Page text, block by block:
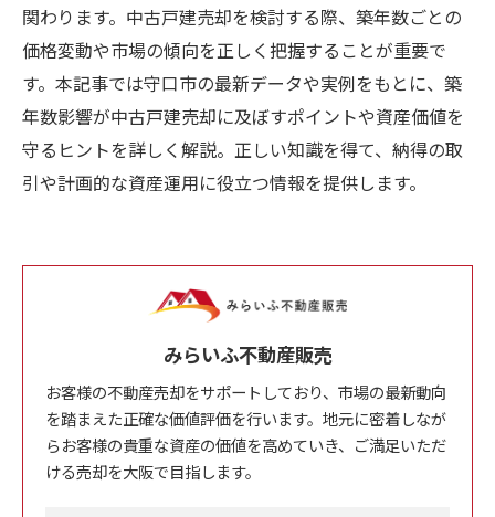
関わります。中古戸建売却を検討する際、築年数ごとの
価格変動や市場の傾向を正しく把握することが重要で
す。本記事では守口市の最新データや実例をもとに、築
年数影響が中古戸建売却に及ぼすポイントや資産価値を
守るヒントを詳しく解説。正しい知識を得て、納得の取
引や計画的な資産運用に役立つ情報を提供します。
みらいふ不動産販売
お客様の不動産売却をサポートしており、市場の最新動向
を踏まえた正確な価値評価を行います。地元に密着しなが
らお客様の貴重な資産の価値を高めていき、ご満足いただ
ける売却を大阪で目指します。